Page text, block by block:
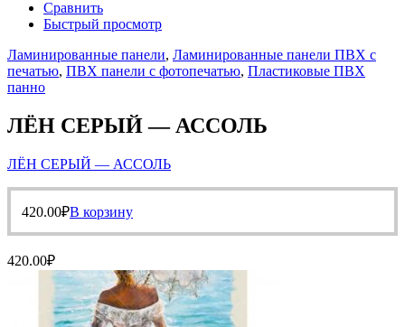
Сравнить
Быстрый просмотр
Ламинированные панели, Ламинированные панели ПВХ с
печатью, ПВХ панели с фотопечатью, Пластиковые ПВХ
панно
ЛЁН СЕРЫЙ — АССОЛЬ
ЛЁН СЕРЫЙ — АССОЛЬ
420.00₽В корзину
420.00₽